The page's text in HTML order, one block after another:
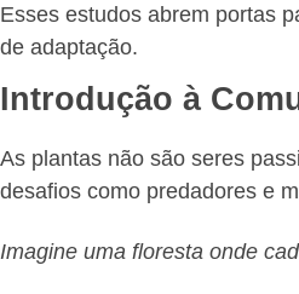
Esses estudos abrem portas
de adaptação.
Introdução à
As plantas não são seres
desafios como predadores e
Imagine uma floresta onde